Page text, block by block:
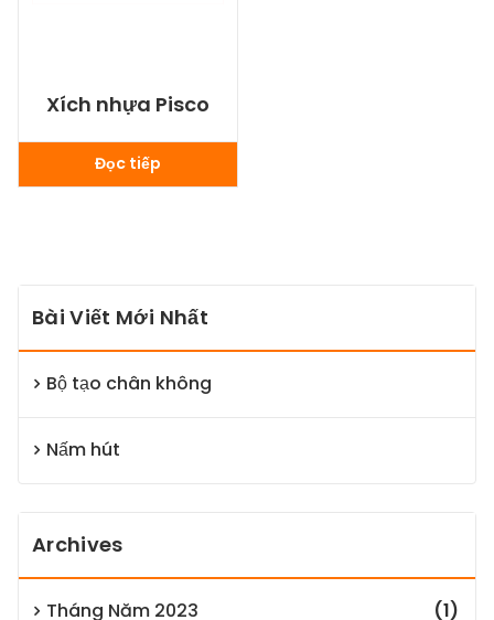
Xích nhựa Pisco
Đọc tiếp
Bài Viết Mới Nhất
Bộ tạo chân không
Nấm hút
Archives
Tháng Năm 2023 (1)